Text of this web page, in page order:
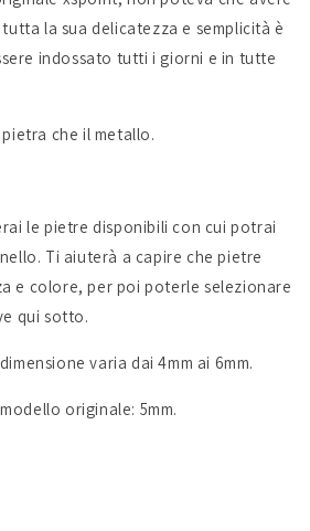
la sua delicatezza e semplicità è
indossato tutti i giorni e in tutte
che il metallo.
le pietre disponibili con cui potrai
Ti aiuterà a capire che pietre
e colore, per poi poterle selezionare
qui sotto.
varia dai 4mm ai 6mm.
originale: 5mm.